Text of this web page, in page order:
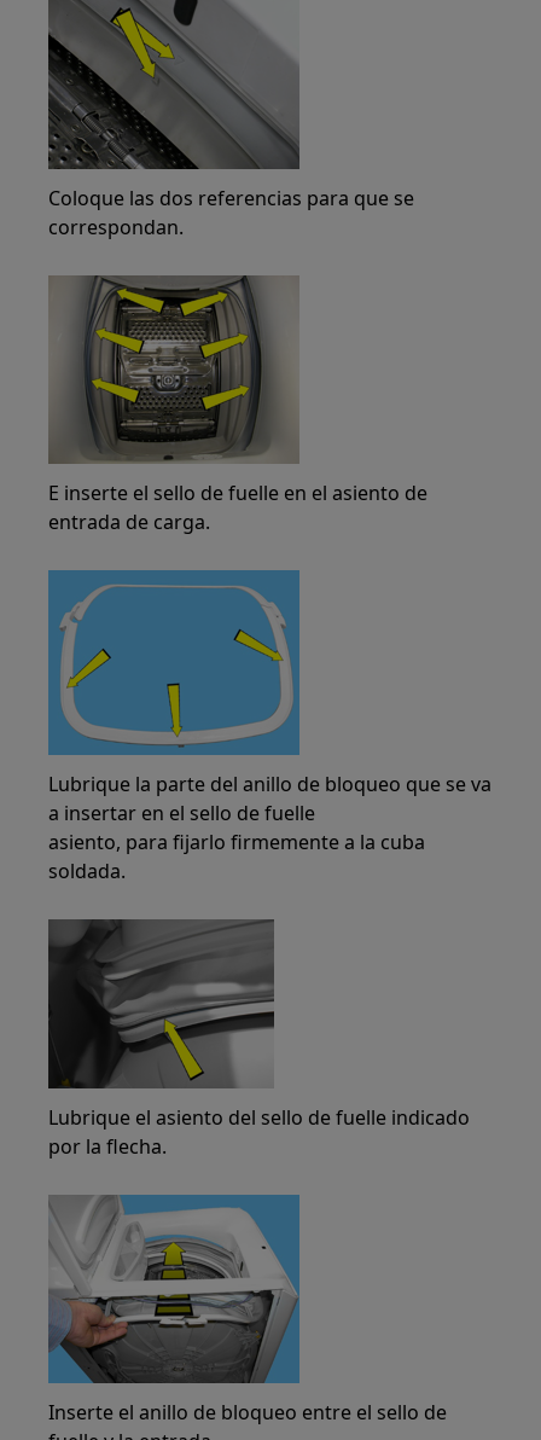
Coloque las dos referencias para que se
correspondan.
E inserte el sello de fuelle en el asiento de
entrada de carga.
Lubrique la parte del anillo de bloqueo que se va
a insertar en el sello de fuelle
asiento, para fijarlo firmemente a la cuba
soldada.
Lubrique el asiento del sello de fuelle indicado
por la flecha.
Inserte el anillo de bloqueo entre el sello de